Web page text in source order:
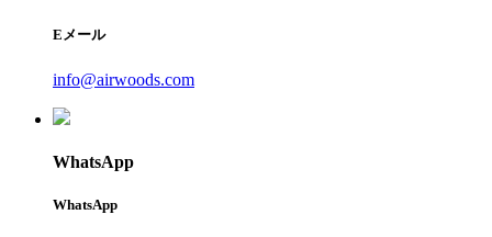
Eメール
info@airwoods.com
WhatsApp
WhatsApp